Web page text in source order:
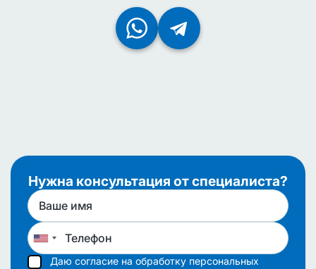
Нужна консультация от специалиста?
Даю согласие на обработку персональных